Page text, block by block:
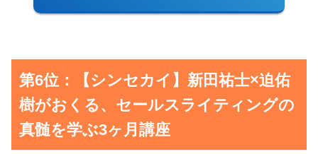
第6位：【シンセカイ】新田祐士×迫佑
樹がおくる、セールスライティングの
真髄を学ぶ3ヶ月講座